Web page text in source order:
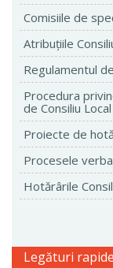
Comisiile de
Atribuţiile
Regulamentul
Procedura
de Consiliu
Proiecte de
Procesele
Hotărârile
Legături rapide